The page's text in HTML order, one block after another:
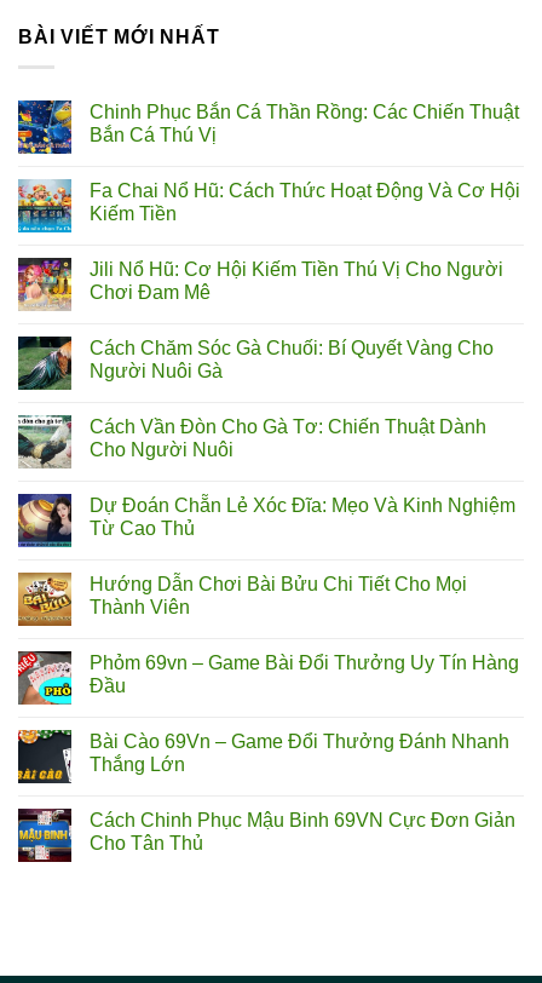
BÀI VIẾT MỚI NHẤT
Chinh Phục Bắn Cá Thần Rồng: Các Chiến Thuật
Bắn Cá Thú Vị
Fa Chai Nổ Hũ: Cách Thức Hoạt Động Và Cơ Hội
Kiếm Tiền
Jili Nổ Hũ: Cơ Hội Kiếm Tiền Thú Vị Cho Người
Chơi Đam Mê
Cách Chăm Sóc Gà Chuối: Bí Quyết Vàng Cho
Người Nuôi Gà
Cách Vần Đòn Cho Gà Tơ: Chiến Thuật Dành
Cho Người Nuôi
Dự Đoán Chẵn Lẻ Xóc Đĩa: Mẹo Và Kinh Nghiệm
Từ Cao Thủ
Hướng Dẫn Chơi Bài Bửu Chi Tiết Cho Mọi
Thành Viên
Phỏm 69vn – Game Bài Đổi Thưởng Uy Tín Hàng
Đầu
Bài Cào 69Vn – Game Đổi Thưởng Đánh Nhanh
Thắng Lớn
Cách Chinh Phục Mậu Binh 69VN Cực Đơn Giản
Cho Tân Thủ